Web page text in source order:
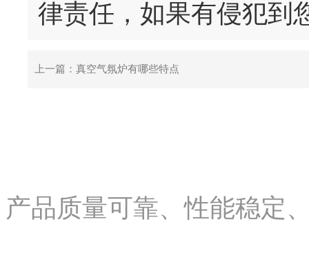
律责任，如果有侵犯到
上一篇： 真空气氛炉有哪些特点
产品质量可靠、性能稳定